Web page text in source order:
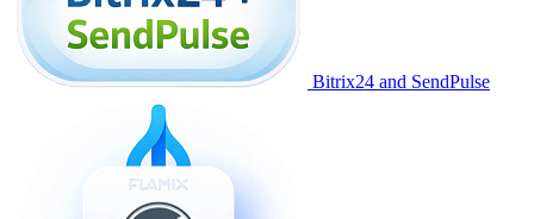
Bitrix24 and SendPulse